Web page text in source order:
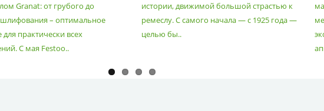
Granat: от грубого до
– оптимальное
практически всех
С мая Festoo..
истории, движимой большой страстью к
ремеслу. С самого начала — с 1925 года —
целью бы..